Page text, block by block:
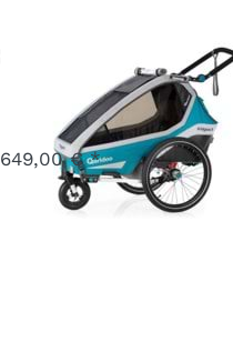
Kidgoo1 Petrol
Q8-20-P
Vergriffen
649,00 € *